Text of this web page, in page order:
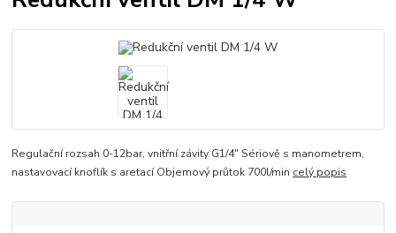
Regulační rozsah 0-12bar, vnitřní závity G1/4" Sériově s manometrem,
nastavovací knoflík s aretací Objemový průtok 700l/min celý popis